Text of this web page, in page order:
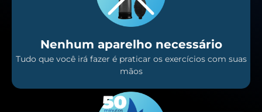
Nenhum aparelho necessário
Tudo que você irá fazer é praticar os exercícios com suas
mãos